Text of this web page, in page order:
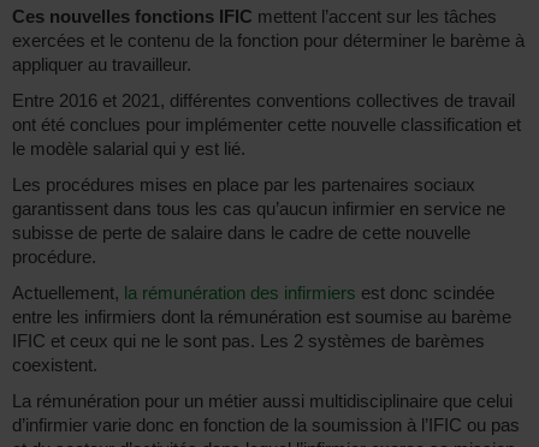
Ces nouvelles fonctions IFIC mettent l’accent sur les tâches
exercées et le contenu de la fonction pour déterminer le barème à
appliquer au travailleur.
Entre 2016 et 2021, différentes conventions collectives de travail
ont été conclues pour implémenter cette nouvelle classification et
le modèle salarial qui y est lié.
Les procédures mises en place par les partenaires sociaux
garantissent dans tous les cas qu’aucun infirmier en service ne
subisse de perte de salaire dans le cadre de cette nouvelle
procédure.
Actuellement, la rémunération des infirmiers est donc scindée
entre les infirmiers dont la rémunération est soumise au barème
IFIC et ceux qui ne le sont pas. Les 2 systèmes de barèmes
coexistent.
La rémunération pour un métier aussi multidisciplinaire que celui
d’infirmier varie donc en fonction de la soumission à l’IFIC ou pas